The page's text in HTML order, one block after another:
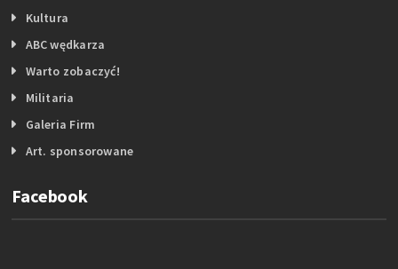
Kultura
ABC wędkarza
Warto zobaczyć!
Militaria
Galeria Firm
Art. sponsorowane
Facebook